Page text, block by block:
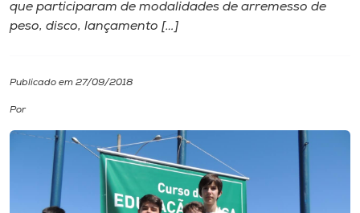
I.nova
Cultura
Biblioteca
que participaram de modalidades de arremesso de
peso, disco, lançamento […]
Publicado em 27/09/2018
Por